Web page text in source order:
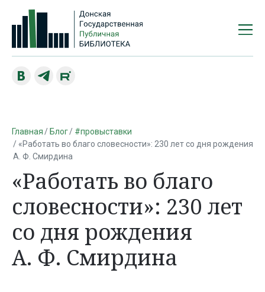
Главная Блог
#провыставки
«Работать во благо словесности»: 230 лет со дня рождения
А. Ф. Смирдина
«Работать во благо
словесности»: 230 лет
со дня рождения
А. Ф. Смирдина